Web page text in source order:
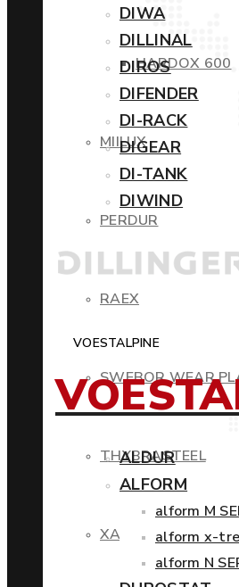
HARDOX 600
MIILUX
PERDUR
RAEX
SWEBOR WEAR
THYBRASTEEL
XAR
DIWA
DILLINAL
DIROS
DIFENDER
DI-RACK
DIGEAR
DI-TANK
DIWIND
VOESTALPINE
ALDUR
ALFORM
alform M
alform x-
alform N